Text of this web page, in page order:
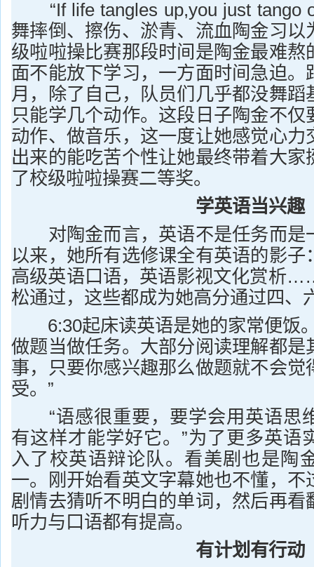
“If life tangles up,you just tango
舞摔倒、擦伤、淤青、流血陶金习以
级啦啦操比赛那段时间是陶金最难熬
面不能放下学习，一方面时间急迫。
月，除了自己，队员们几乎都没舞蹈
只能学几个动作。这段日子陶金不仅
动作、做音乐，这一度让她感觉心力
出来的能吃苦个性让她最终带着大家
了校级啦啦操赛二等奖。
学英语当兴趣
对陶金而言，英语不是任务而是
以来，她所有选修课全有英语的影子
高级英语口语，英语影视文化赏析
松通过，这些都成为她高分通过四、
6:30起床读英语是她的家常便饭
做题当做任务。大部分阅读理解都是
事，只要你感兴趣那么做题就不会觉
受。”
“语感很重要，要学会用英语思
有这样才能学好它。”为了更多英语
入了校英语辩论队。看美剧也是陶
一。刚开始看英文字幕她也不懂，不
剧情去猜听不明白的单词，然后再看
听力与口语都有提高。
有计划有行动